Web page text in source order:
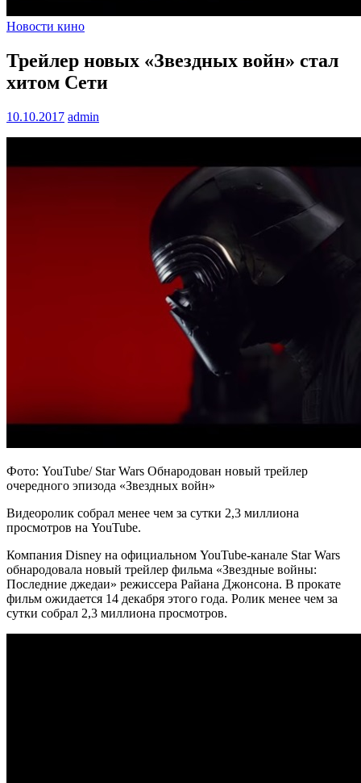
Новости кино
Трейлер новых «Звездных войн» стал
хитом Сети
10.10.2017 admin
Фото: YouTube/ Star Wars Обнародован новый трейлер
очередного эпизода «Звездных войн»
Видеоролик собрал менее чем за сутки 2,3 миллиона
просмотров на YouTube.
Компания Disney на официальном YouTube-канале Star Wars
обнародовала новый трейлер фильма «Звездные войны:
Последние джедаи» режиссера Райана Джонсона. В прокате
фильм ожидается 14 декабря этого года. Ролик менее чем за
сутки собрал 2,3 миллиона просмотров.